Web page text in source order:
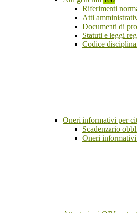
Riferimenti
Atti
Documenti di
Statuti e leggi
Codice
Oneri informativi per
Scadenzario
Oneri informativi